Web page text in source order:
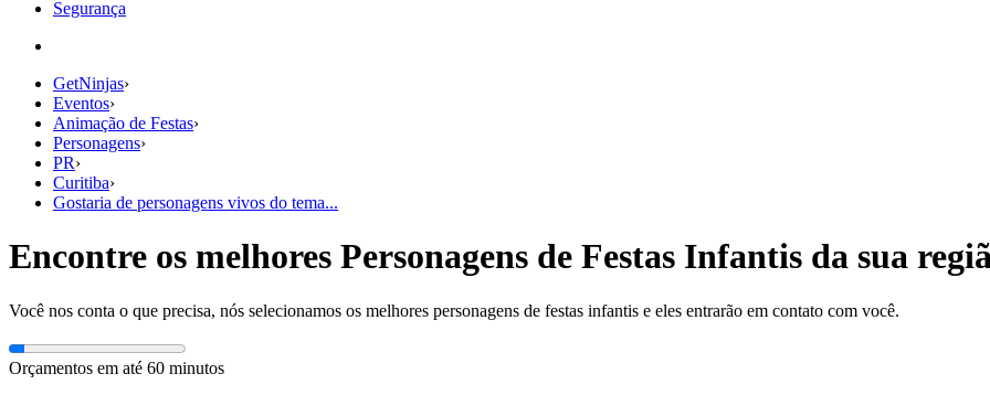
Segurança
GetNinjas›
Eventos›
Animação de Festas›
Personagens›
PR›
Curitiba›
Gostaria de personagens vivos do tema...
Encontre os melhores Personagens de Festas Infantis da sua
Você nos conta o que precisa, nós selecionamos os melhores personagens de festas infantis e eles entrarão em contato com você.
Orçamentos em até 60 minutos